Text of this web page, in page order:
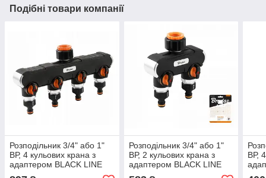
Подібні товари компанії
Розподільник 3/4" або 1"
ВР, 4 кульових крана з
адаптером BLACK LINE
HEAVY DUTY Bradas
Розподільник 3/4" або 1"
ВР, 2 кульових крана з
адаптером BLACK LINE
HEAVY DUTY Bradas
ВР,